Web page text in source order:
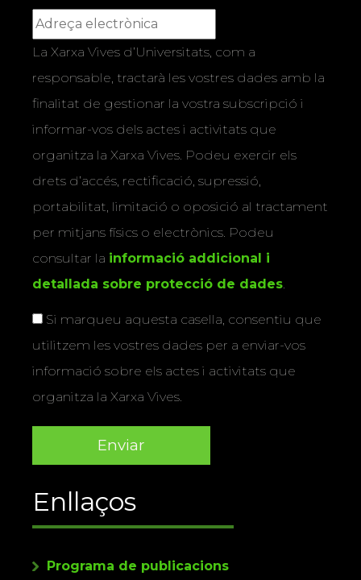
La Xarxa Vives d’Universitats, com a
responsable, tractarà les vostres dades amb la
finalitat de gestionar la vostra subscripció i
informar-vos dels actes i activitats que
organitza la Xarxa Vives. Podeu exercir els
drets d’accés, rectificació, supressió,
portabilitat, limitació o oposició al tractament
per mitjans físics o electrònics. Podeu
consultar la informació addicional i
detallada sobre protecció de dades
Si marqueu aquesta casella, consentiu que
utilitzem les vostres dades per a enviar-vos
informació sobre els actes i activitats que
organitza la Xarxa Vives.
Enllaços
Programa de publicacions